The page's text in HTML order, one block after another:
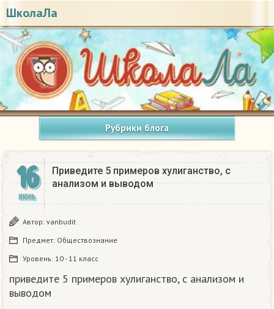
ШколаЛа
Рубрики блога
16
ИЮНЬ
Приведите 5 примеров хулиганство, с
анализом и выводом ​
Автор: vanbudit
Предмет: Обществознание
Уровень: 10 - 11 класс
приведите 5 примеров хулиганство, с анализом и
выводом ​